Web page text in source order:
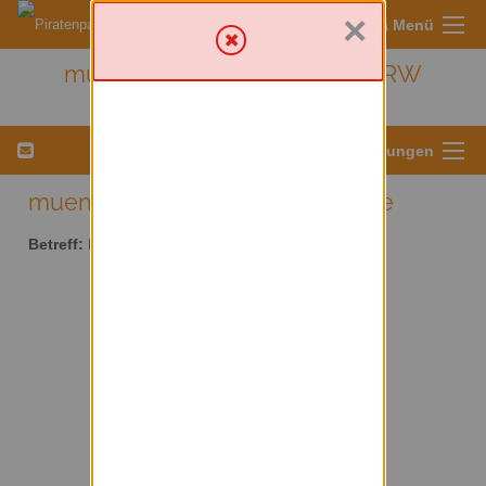
Sympa Menü
muenster - Kreis Münster/ NRW
Menü für Listeneinstellungen
muenster AT lists.piratenpartei.de
Betreff:
×